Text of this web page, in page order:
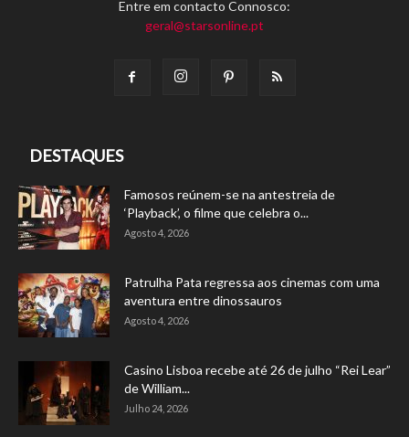
Entre em contacto Connosco:
geral@starsonline.pt
DESTAQUES
Famosos reúnem-se na antestreia de
‘Playback’, o filme que celebra o...
Agosto 4, 2026
Patrulha Pata regressa aos cinemas com uma
aventura entre dinossauros
Agosto 4, 2026
Casino Lisboa recebe até 26 de julho “Rei Lear”
de William...
Julho 24, 2026